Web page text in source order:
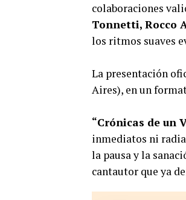
colaboraciones
Tonnetti, Rocco
los ritmos suaves
La presentación
Aires), en un
“Crónicas de un
inmediatos ni
la pausa y la
cantautor que ya